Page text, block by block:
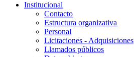
Institucional
Contacto
Estructura organizativa
Personal
Licitaciones - Adquisiciones
Llamados públicos